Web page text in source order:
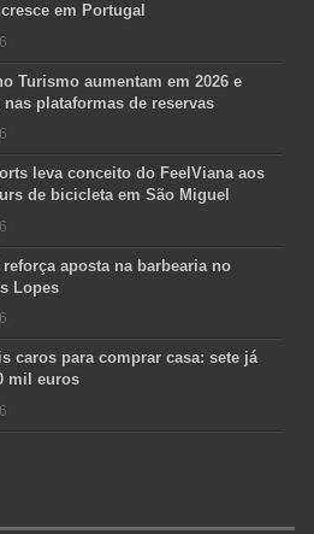
em Portugal
Turismo aumentam em 2026 e
plataformas de reservas
leva conceito do FeelViana aos
de bicicleta em São Miguel
reforça aposta na barbearia no
Lopes
caros para comprar casa: sete já
mil euros